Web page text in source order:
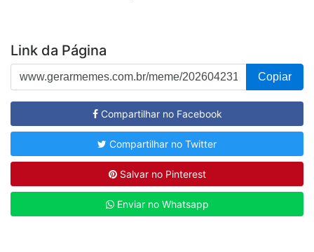
Link da Página
Copiar
Compartilhar no Facebook
Compartilhar no Twitter
Salvar no Pinterest
Enviar no Whatsapp